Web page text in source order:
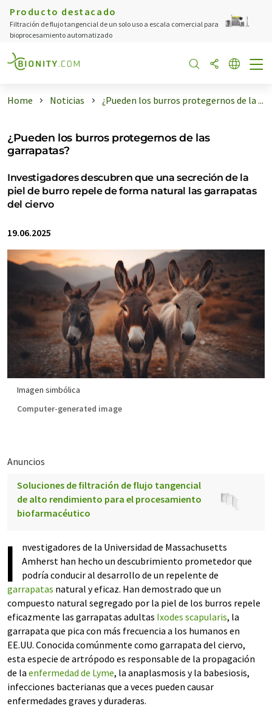
Producto destacado
Filtración de flujo tangencial de un solo uso a escala comercial para
bioprocesamiento automatizado
Home Noticias ¿Pueden los burros protegernos de la ...
¿Pueden los burros protegernos de las
garrapatas?
Investigadores descubren que una secreción de la
piel de burro repele de forma natural las garrapatas
del ciervo
19.06.2025
Imagen simbólica
Computer-generated image
Anuncios
Soluciones de filtración de flujo tangencial
de alto rendimiento para el procesamiento
biofarmacéutico
I
nvestigadores de la Universidad de Massachusetts
Amherst han hecho un descubrimiento prometedor que
podría conducir al desarrollo de un repelente de
garrapatas natural y eficaz. Han demostrado que un
compuesto natural segregado por la piel de los burros repele
eficazmente las garrapatas adultas Ixodes scapularis, la
garrapata que pica con más frecuencia a los humanos en
EE.UU. Conocida comúnmente como garrapata del ciervo,
esta especie de artrópodo es responsable de la propagación
de la enfermedad de Lyme, la anaplasmosis y la babesiosis,
infecciones bacterianas que a veces pueden causar
enfermedades graves y duraderas.